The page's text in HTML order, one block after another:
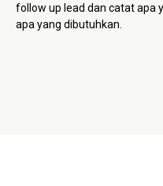
follow up lead dan catat apa
apa yang dibutuhkan.